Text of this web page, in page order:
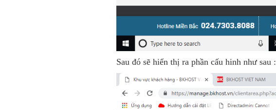
Sau đó sẽ hiển thị ra phần cấu hinh như sau :